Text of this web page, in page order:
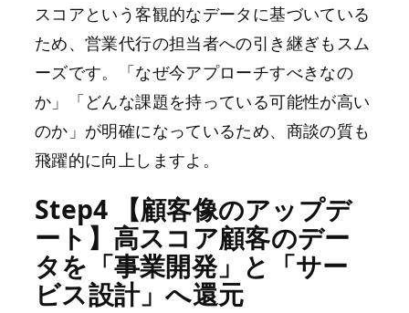
スコアという客観的なデータに基づいている
ため、営業代行の担当者への引き継ぎもスム
ーズです。「なぜ今アプローチすべきなの
か」「どんな課題を持っている可能性が高い
のか」が明確になっているため、商談の質も
飛躍的に向上しますよ。
Step4 【顧客像のアップデ
ート】高スコア顧客のデー
タを「事業開発」と「サー
ビス設計」へ還元